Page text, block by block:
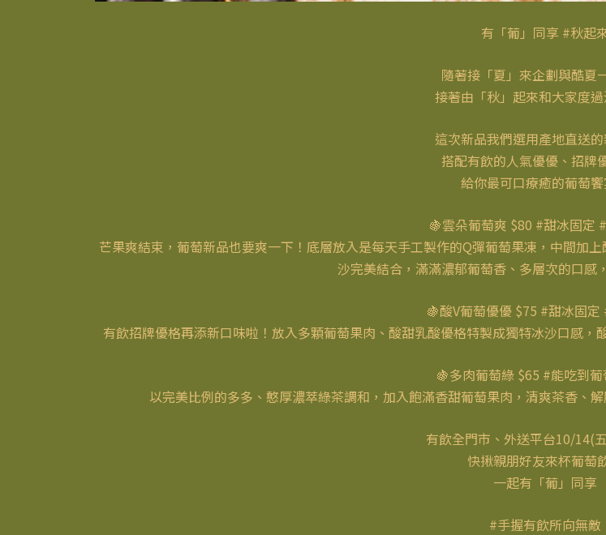
有「葡」同享 #秋起
隨著接「夏」來企劃與酷夏
接著由「秋」起來和大家度
這次新品我們選用產地直送
搭配有飲的人氣優優、招牌
給你最可口療癒的葡萄饗
🍇雲朵葡萄爽 $80 #甜冰固定
芒果爽結束，葡萄新品也要爽一下！底層放入是每天手工製作的Q彈葡萄果凍，中間加
沙完美結合，滿滿濃郁葡萄香、多層次的口感
🍇酸V葡萄優優 $75 #甜冰固定
有飲招牌優格再添新口味啦！放入多顆葡萄果肉、酸甜乳酸優格特製成獨特冰沙口感，
🍇多肉葡萄綠 $65 #能吃到
以完美比例的多多、憨厚濃萃綠茶調和，加入飽滿香甜葡萄果肉，清爽茶香、
有飲全門市、外送平台10/14(
快揪親朋好友來杯葡萄
一起有「葡」同享
#手握有飲所向無敵